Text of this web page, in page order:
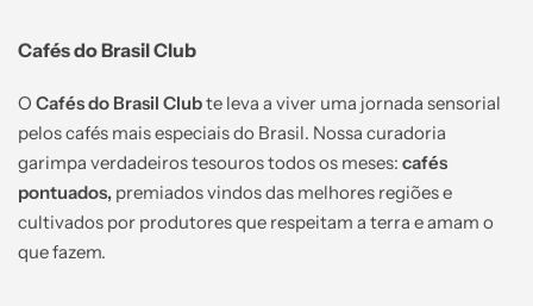
Cafés do Brasil Club
O Cafés do Brasil Clubte leva a viver uma jornada sensorial
pelos cafés mais especiais do Brasil. Nossa curadoria
garimpa verdadeiros tesouros todos os meses: cafés
pontuados, premiados vindos das melhores regiões e
cultivados por produtores que respeitam a terra e amam o
que fazem.